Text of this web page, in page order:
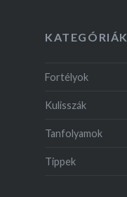
KATEGÓRIÁK
Fortélyok
Kulisszák
Tanfolyamok
Tippek